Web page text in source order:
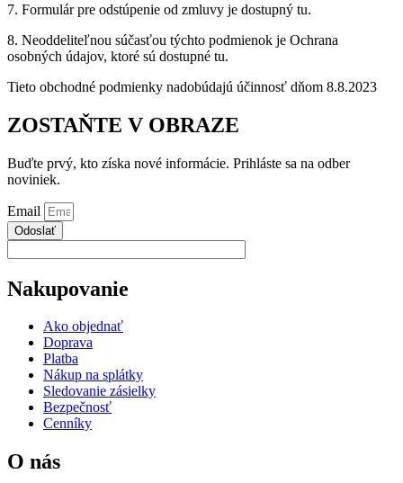
7. Formulár pre odstúpenie od zmluvy je dostupný tu.
8. Neoddeliteľnou súčasťou týchto podmienok je Ochrana
osobných údajov, ktoré sú dostupné tu.
Tieto obchodné podmienky nadobúdajú účinnosť dňom 8.8.2023
ZOSTAŇTE V OBRAZE
Buďte prvý, kto získa nové informácie. Prihláste sa na odber
noviniek.
Email
Odoslať
Nakupovanie
Ako objednať
Doprava
Platba
Nákup na splátky
Sledovanie zásielky
Bezpečnosť
Cenníky
O nás